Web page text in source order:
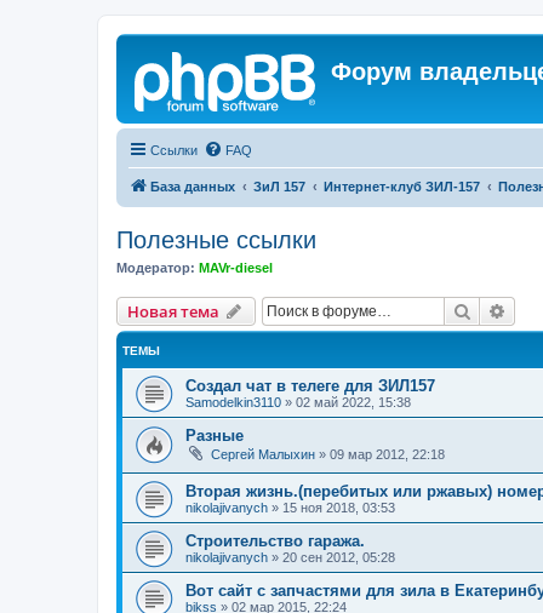
Форум
Ссылки FAQ
База данных ЗиЛ 157 Интернет-клуб ЗИЛ-157
Полезные ссылки
Модератор: MAVr-diesel
Новая тема Поиск
ТЕМЫ
Создал чат в телеге для ЗИЛ157
Samodelkin3110 » 02 май 2022, 15:38
Разные
Сергей Малыхин » 09 мар 2012, 22:18
Вторая жизнь.(перебитых или ржавых)
nikolajivanych » 15 ноя 2018, 03:53
Строительство гаража.
nikolajivanych » 20 сен 2012, 05:28
Вот сайт с запчастями для зила в
bikss » 02 мар 2015, 22:24